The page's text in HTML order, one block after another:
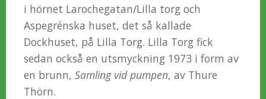
i hörnet Larochegatan/Lilla torg och
Aspegrénska huset, det så kallade
Dockhuset, på Lilla Torg. Lilla Torg fick
sedan också en utsmyckning 1973 i form av
en brunn, Samling vid pumpen, av Thure
Thörn.